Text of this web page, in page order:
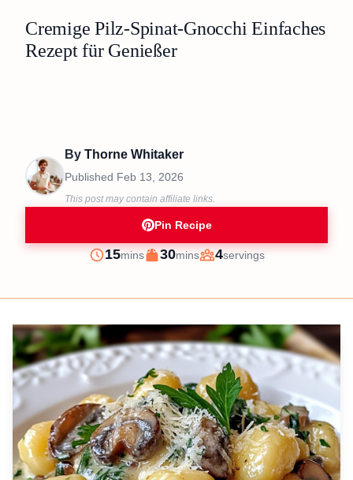
Cremige Pilz-Spinat-Gnocchi Einfaches
Rezept für Genießer
By Thorne Whitaker
Published Feb 13, 2026
This post may contain affiliate links.
Pin Recipe
Prep
15minutes
mins
Cook
30minutes
mins
Servings
4servings